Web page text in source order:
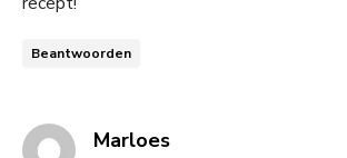
Beantwoorden
Marloessays: